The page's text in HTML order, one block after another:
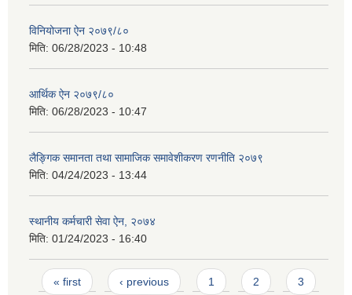
विनियोजना ऐन २०७९/८०
मिति: 06/28/2023 - 10:48
आर्थिक ऐन २०७९/८०
मिति: 06/28/2023 - 10:47
लैङ्गिक समानता तथा सामाजिक समावेशीकरण रणनीति २०७९
मिति: 04/24/2023 - 13:44
स्थानीय कर्मचारी सेवा ऐन, २०७४
मिति: 01/24/2023 - 16:40
Pages
« first ‹ previous 1 2 3